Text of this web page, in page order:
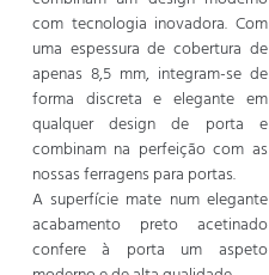
com tecnologia inovadora. Com
uma espessura de cobertura de
apenas 8,5 mm, integram-se de
forma discreta e elegante em
qualquer design de porta e
combinam na perfeição com as
nossas ferragens para portas.
A superfície mate num elegante
acabamento preto acetinado
confere à porta um aspeto